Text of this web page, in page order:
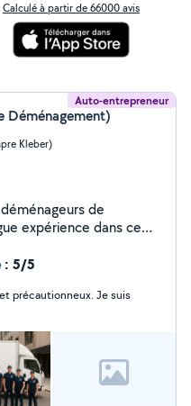
Calculé à partir de 66000 avis
Auto-entrepreneur
Déménagement)
Kleber)
de
expérience dans ce
: 5/5
précautionneux. Je suis